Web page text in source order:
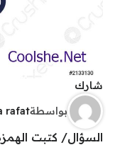
شارك
بواسطةrafat
السؤال/ كتبت